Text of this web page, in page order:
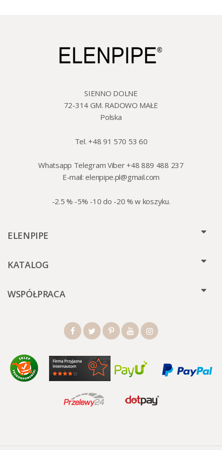
SIENNO DOLNE
72-314 GM. RADOWO MAŁE
Polska
Tel. +48 91 570 53 60
Whatsapp Telegram Viber +48 889 488 237
E-mail:elenpipe.pl@gmail.com
-2.5 % -5% -10 do -20 % w koszyku.
ELENPIPE
KATALOG
WSPÓŁPRACA